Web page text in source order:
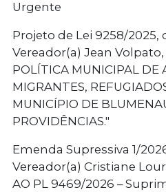
Urgente
Projeto de Lei 9258/2025,
Vereador(a) Jean
POLÍTICA MUNICIPAL DE
MIGRANTES,
MUNICÍPIO DE
PROVIDÊNCIAS."
Emenda Supressiva 1/
Vereador(a) Cristiane
AO PL 9469/2026 –